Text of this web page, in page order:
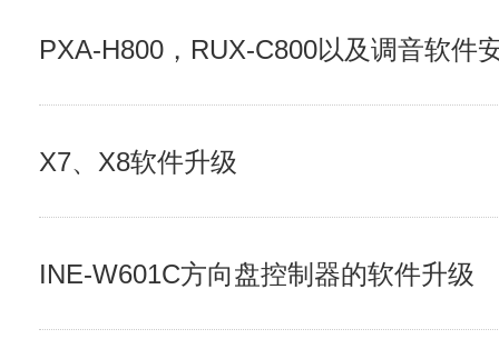
PXA-H800，RUX-C800以及调音软件
X7、X8软件升级
INE-W601C方向盘控制器的软件升级